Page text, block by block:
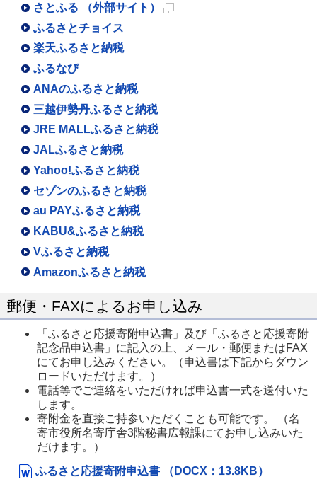
さとふる （外部サイト）
ふるさとチョイス
楽天ふるさと納税
ふるなび
ANAのふるさと納税
三越伊勢丹ふるさと納税
JRE MALLふるさと納税
JALふるさと納税
Yahoo!ふるさと納税
セゾンのふるさと納税
au PAYふるさと納税
KABU&ふるさと納税
Vふるさと納税
Amazonふるさと納税
郵便・FAXによるお申し込み
「ふるさと応援寄附申込書」及び「ふるさと応援寄附
記念品申込書」に記入の上、メール・郵便またはFAX
にてお申し込みください。（申込書は下記からダウン
ロードいただけます。）
電話等でご連絡をいただければ申込書一式を送付いた
します。
寄附金を直接ご持参いただくことも可能です。 （名
寄市役所名寄庁舎3階秘書広報課にてお申し込みいた
だけます。）
ふるさと応援寄附申込書 （DOCX：13.8KB）